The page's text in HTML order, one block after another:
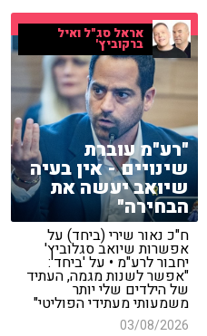
אראל סג"ל ואיל
ברקוביץ'
"רע"מ עוברת
שינויים - אין בעיה
שיואב יעשה את
הבחירה"
ח"כ נאור שירי (ביחד) על
אפשרות שיואב סגלוביץ'
יחבור לרע"מ • על 'ביחד':
"אפשר לשנות מגמה, העתיד
של הילדים שלי יותר
משמעותי מעתידי הפוליטי"
03/08/2026